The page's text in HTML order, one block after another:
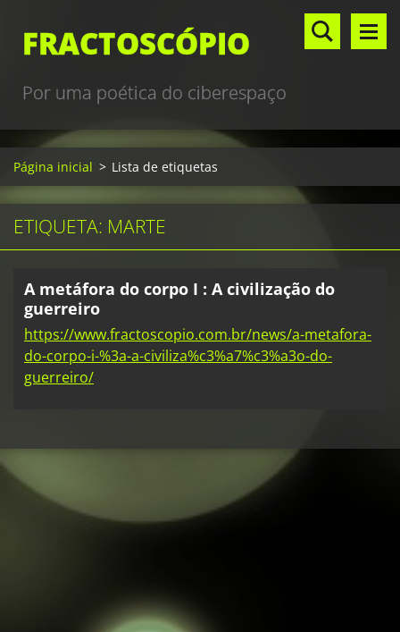
FRACTOSCÓPIO
Por uma poética do ciberespaço
Página inicial > Lista de etiquetas
ETIQUETA: MARTE
A metáfora do corpo I : A civilização do
guerreiro
https://www.fractoscopio.com.br/news/a-metafora-
do-corpo-i-%3a-a-civiliza%c3%a7%c3%a3o-do-
guerreiro/